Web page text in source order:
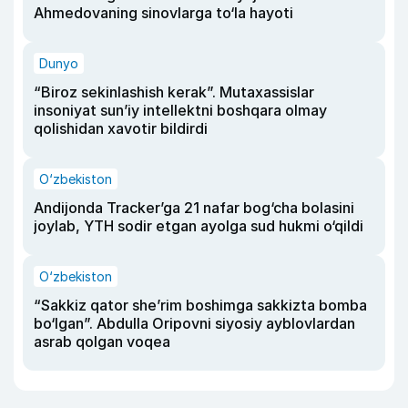
Ahmedovaning sinovlarga to‘la hayoti
Dunyo
“Biroz sekinlashish kerak”. Mutaxassislar
insoniyat sun’iy intellektni boshqara olmay
qolishidan xavotir bildirdi
O‘zbekiston
Andijonda Tracker’ga 21 nafar bog‘cha bolasini
joylab, YTH sodir etgan ayolga sud hukmi o‘qildi
O‘zbekiston
“Sakkiz qator she’rim boshimga sakkizta bomba
bo‘lgan”. Abdulla Oripovni siyosiy ayblovlardan
asrab qolgan voqea